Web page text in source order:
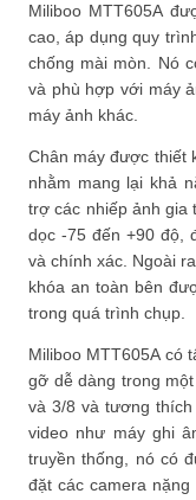
Miliboo MTT605A
cao, áp dụng quy
chống mài mòn. Nó
và phù hợp với máy
máy ảnh khác.
Chân máy được thiết
nhằm mang lại khả
trợ các nhiếp ảnh gia
dọc -75 đến +90 độ,
và chính xác. Ngoài
khóa an toàn bên
trong quá trình chụp.
Miliboo MTT605A có
gỡ dễ dàng trong
và 3/8 và tương
video như máy ghi
truyền thống, nó có
đặt các camera